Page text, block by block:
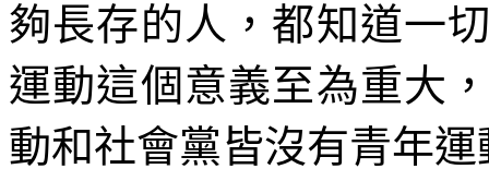
夠長存的人，都知道一
運動這個意義至為重大
動和社會黨皆沒有青年運